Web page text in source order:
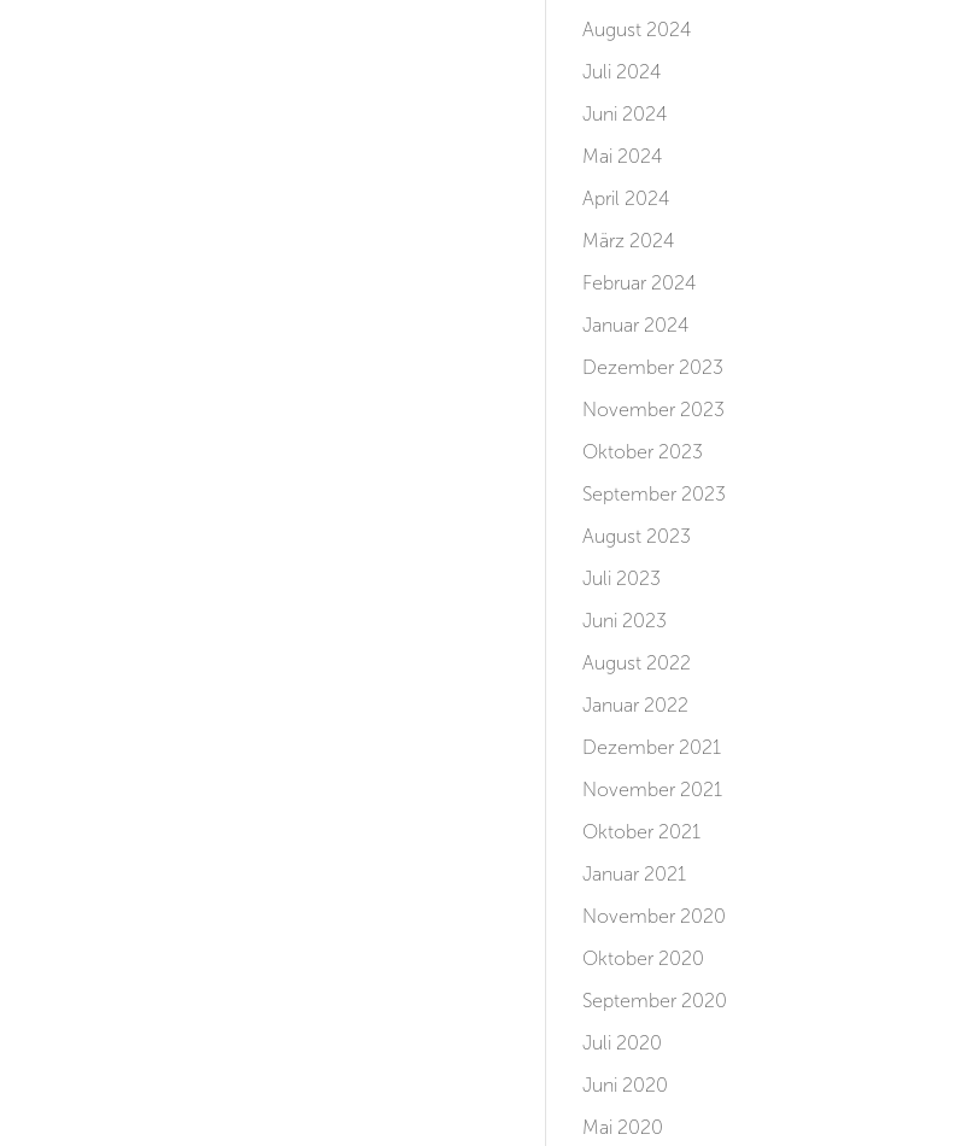
August 2024
Juli 2024
Juni 2024
Mai 2024
April 2024
März 2024
Februar 2024
Januar 2024
Dezember 2023
November 2023
Oktober 2023
September 2023
August 2023
Juli 2023
Juni 2023
August 2022
Januar 2022
Dezember 2021
November 2021
Oktober 2021
Januar 2021
November 2020
Oktober 2020
September 2020
Juli 2020
Juni 2020
Mai 2020